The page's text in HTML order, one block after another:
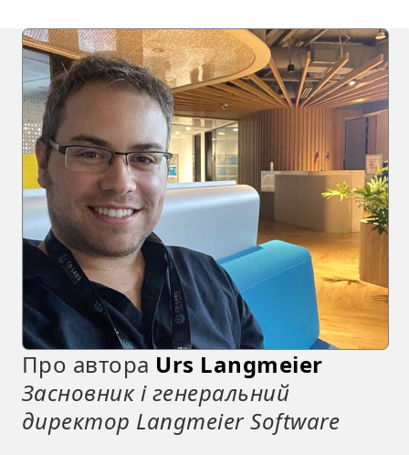
Про автора Urs Langmeier
Засновник і генеральний
директор Langmeier Software